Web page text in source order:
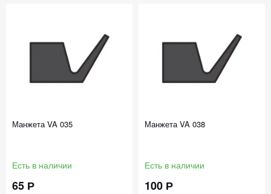
Манжета VA 035
Есть в наличии
65 Р
Манжета VA 038
Есть в наличии
100 Р